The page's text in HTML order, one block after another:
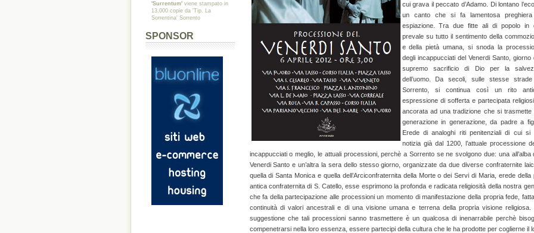
'Surrentum'viene stampato in
13.000 copie da 'Tip. La
Sorrentina' Sorrento
SPONSOR
cui grava il peccato d’Adamo. Di lontano
un canto che si fa lamentosa
espiazione. Tra due fitte ali di popolo in
prevale su tutto il sentimento della
e della pietà umana, si snoda la
degli incappucciati del Venerdi Santo, giorno
supremo sacrificio di Dio per la
dell’uomo. Da secoli, sulle stesse
Sorrento, si continua così un rito
espressione di sofferta e partecipata
ancorata ad una tradizione che si trasmette
generazione in generazione, da padre a
Erede di analoghi riti penitenziali di cui si
notizia già dal 1200, l’attuale processione
incappucciati o meglio, le attuali processioni, perchè a Sorrento se ne svolgono due: una all’alba
Venerdi Santo e un’altra la sera dello stesso giorno, organizzate da due diverse confraternite
quella di Santa Monica e quella dell’Arciconfraternita della Morte o dei Servi di Maria, erede della
antica confraternita di S. Catello, esse esprimono la profonda e radicata religiosità della nostra
che fa della partecipazione alle processioni un momento di manifestazione della propria fede,
continuità di valori ancestrali e di una visione umana e terrena della propria visione religiosa.
suggestione che tali processioni sanno trasmettere è un qualcosa di inenarrabile perchè
compenetrarsi nella loro essenza, essere partecipi della cultura che le ha prodotte per coglierne il